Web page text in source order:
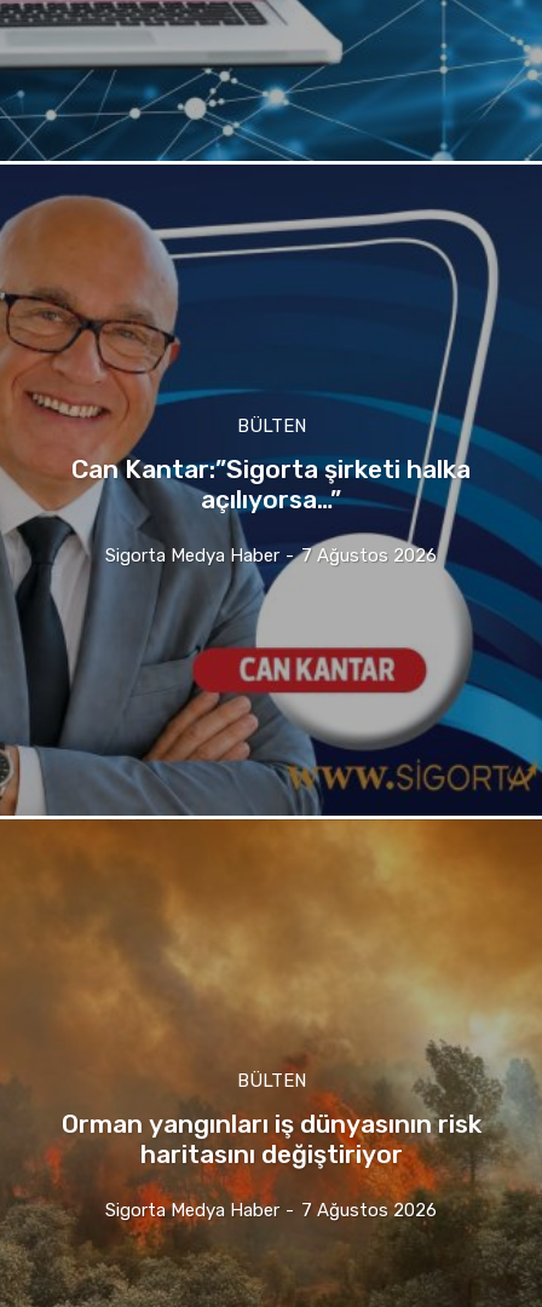
BÜLTEN
Can Kantar:”Sigorta şirketi halka
açılıyorsa…”
Sigorta Medya Haber - 7 Ağustos 2026
BÜLTEN
Orman yangınları iş dünyasının risk
haritasını değiştiriyor
Sigorta Medya Haber - 7 Ağustos 2026